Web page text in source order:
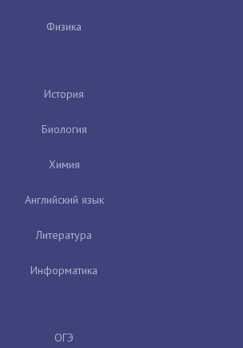
Физика
История
Биология
Химия
Английский язык
Литература
Информатика
ОГЭ